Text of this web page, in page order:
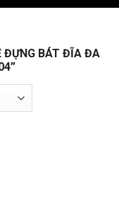
ĐỰNG BÁT ĐĨA ĐA